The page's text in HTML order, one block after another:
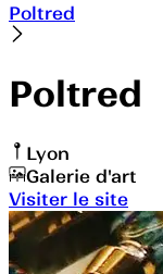
Poltred
Poltred
Lyon
Galerie d'art
Visiter le site